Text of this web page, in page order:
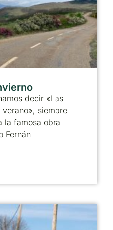
decir «Las
siempre
la famosa obra
Fernán